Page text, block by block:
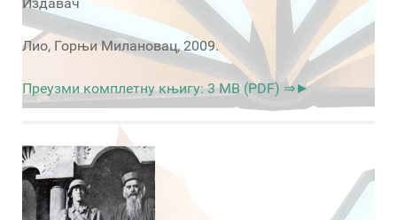
Лио, Горњи Милановац, 2009.
Преузми комплетну књигу: 3 MB (PDF) ⇒►